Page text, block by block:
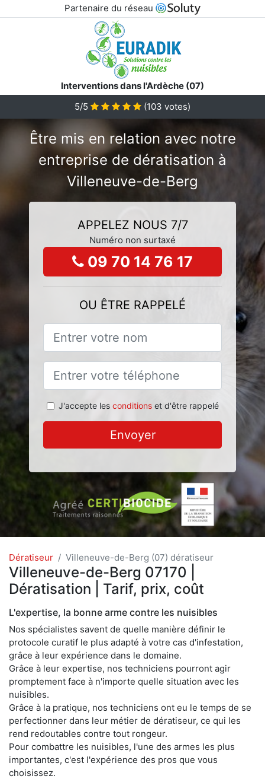
Partenaire du réseau
Interventions dans l'Ardèche (07)
5/5
(103 votes)
Être mis en relation avec notre
entreprise de dératisation à
Villeneuve-de-Berg
APPELEZ NOUS 7/7
Numéro non surtaxé
09 70 14 76 17
OU ÊTRE RAPPELÉ
J'accepte les conditionset d'être rappelé
Envoyer
Dératiseur Villeneuve-de-Berg (07) dératiseur
Villeneuve-de-Berg 07170 |
Dératisation | Tarif, prix, coût
L'expertise, la bonne arme contre les nuisibles
Nos spécialistes savent de quelle manière définir le
protocole curatif le plus adapté à votre cas d'infestation,
grâce à leur expérience dans le domaine.
Grâce à leur expertise, nos techniciens pourront agir
promptement face à n'importe quelle situation avec les
nuisibles.
Grâce à la pratique, nos techniciens ont eu le temps de se
perfectionner dans leur métier de dératiseur, ce qui les
rend redoutables contre tout rongeur.
Pour combattre les nuisibles, l'une des armes les plus
importantes, c'est l'expérience des pros que vous
choisissez.